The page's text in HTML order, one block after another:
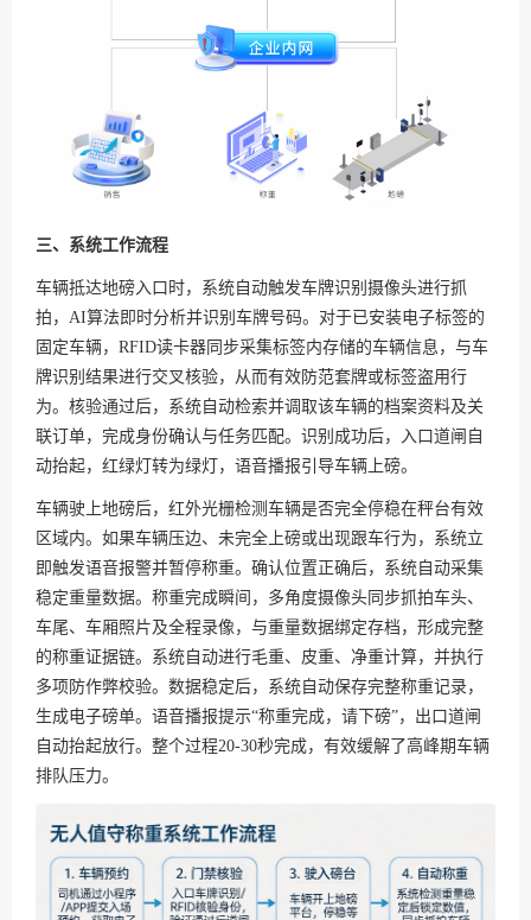
三、系统工作流程
车辆抵达地磅入口时，系统自动触发车牌识别摄像头进行抓
拍，AI算法即时分析并识别车牌号码。对于已安装电子标签的
固定车辆，RFID读卡器同步采集标签内存储的车辆信息，与车
牌识别结果进行交叉核验，从而有效防范套牌或标签盗用行
为。核验通过后，系统自动检索并调取该车辆的档案资料及关
联订单，完成身份确认与任务匹配。识别成功后，入口道闸自
动抬起，红绿灯转为绿灯，语音播报引导车辆上磅。
车辆驶上地磅后，红外光栅检测车辆是否完全停稳在秤台有效
区域内。如果车辆压边、未完全上磅或出现跟车行为，系统立
即触发语音报警并暂停称重。确认位置正确后，系统自动采集
稳定重量数据。称重完成瞬间，多角度摄像头同步抓拍车头、
车尾、车厢照片及全程录像，与重量数据绑定存档，形成完整
的称重证据链。系统自动进行毛重、皮重、净重计算，并执行
多项防作弊校验。数据稳定后，系统自动保存完整称重记录，
生成电子磅单。语音播报提示“称重完成，请下磅”，出口道闸
自动抬起放行。整个过程20-30秒完成，有效缓解了高峰期车辆
排队压力。